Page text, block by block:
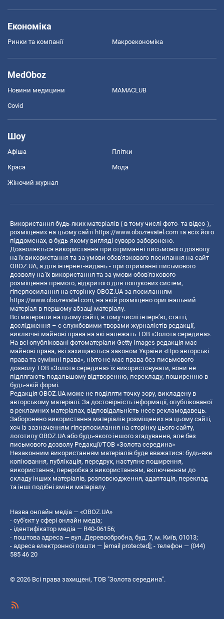
Економіка
Ринки та компанії Макроекономіка
MedOboz
Новини медицини MAMACLUB
Covid
Шоу
Афіша Плітки
Краса Мода
Жіночий журнал
Використання будь-яких матеріалів ( в тому числі фото- та відео-),
розміщених на цьому сайті https://www.obozrevatel.com та всіх його
піддоменах, в будь-якому вигляді суворо заборонено.
Дозволяється використання при отриманні письмового дозволу
на їх використання та за умови обов'язкового посилання на сайт
OBOZ.UA, а для інтернет-видань - при отриманні письмового
дозволу на їх використання та за умови обов'язкового
розміщення прямого, відкритого для пошукових систем,
гіперпосилання на сторінку OBOZ.UA за посиланням
https://www.obozrevatel.com, на якій розміщено оригінальний
матеріал в першому абзаці матеріалу.
Всі матеріали на цьому сайті, в тому числі інтерв’ю, статті,
дослідження – є службовими творами журналістів редакції,
виключні майнові права на які належать ТОВ «Золота середина».
На всі опубліковані фотоматеріали Getty Images редакція має
майнові права, які захищаються законом України «Про авторські
права та суміжні права», ніхто не має права без письмового
дозволу ТОВ «Золота середина» їх використовувати, вони не
підлягають подальшому відтворенню, перекладу, поширенню в
будь-якій формі.
Редакція OBOZ.UA може не поділяти точку зору, викладену в
авторському матеріалі. За достовірність інформації, опублікованої
в рекламних матеріалах, відповідальність несе рекламодавець.
Заборонено використання матеріалів розміщених на цьому сайті,
хоч із зазначенням гіперпосилання на сторінку цього сайту,
логотипу OBOZ.UA або будь-якого іншого згадування, але без
письмового дозволу Редакції/ТОВ «Золота середина»
Незаконним використанням матеріалів буде вважатися: будь-яке
копiювання, публiкацiя, передрук, наступне поширення,
використання, переробка з використанням, включенням до
складу інших матеріалів, розповсюдження, адаптація, переклад
та інші подібні зміни матеріалу.
Назва онлайн медіа — «OBOZ.UA»
- суб'єкт у сфері онлайн медіа;
- ідентифікатор медіа — R40-06156;
- поштова адреса — вул. Деревообробна, буд. 7, м. Київ, 01013;
- адреса електронної пошти — [email protected]; - телефон — (044)
585 46 20
© 2026 Всі права захищені, ТОВ "Золота середина".